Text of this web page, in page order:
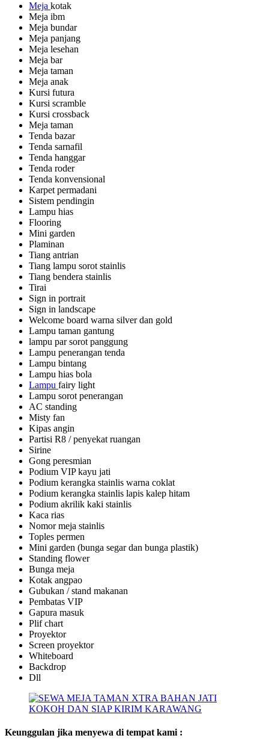
Meja kotak
Meja ibm
Meja bundar
Meja panjang
Meja lesehan
Meja bar
Meja taman
Meja anak
Kursi futura
Kursi scramble
Kursi crossback
Meja taman
Tenda bazar
Tenda sarnafil
Tenda hanggar
Tenda roder
Tenda konvensional
Karpet permadani
Sistem pendingin
Lampu hias
Flooring
Mini garden
Plaminan
Tiang antrian
Tiang lampu sorot stainlis
Tiang bendera stainlis
Tirai
Sign in portrait
Sign in landscape
Welcome board warna silver dan gold
Lampu taman gantung
lampu par sorot panggung
Lampu penerangan tenda
Lampu bintang
Lampu hias bola
Lampu fairy light
Lampu sorot penerangan
AC standing
Misty fan
Kipas angin
Partisi R8 / penyekat ruangan
Sirine
Gong peresmian
Podium VIP kayu jati
Podium kerangka stainlis warna coklat
Podium kerangka stainlis lapis kalep hitam
Podium akrilik kaki stainlis
Kaca rias
Nomor meja stainlis
Toples permen
Mini garden (bunga segar dan bunga plastik)
Standing flower
Bunga meja
Kotak angpao
Gubukan / stand makanan
Pembatas VIP
Gapura masuk
Plif chart
Proyektor
Screen proyektor
Whiteboard
Backdrop
Dll
Keunggulan jika menyewa di tempat kami :